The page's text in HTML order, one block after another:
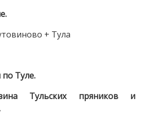
+ Тула
по Туле.
Тульских пряников и